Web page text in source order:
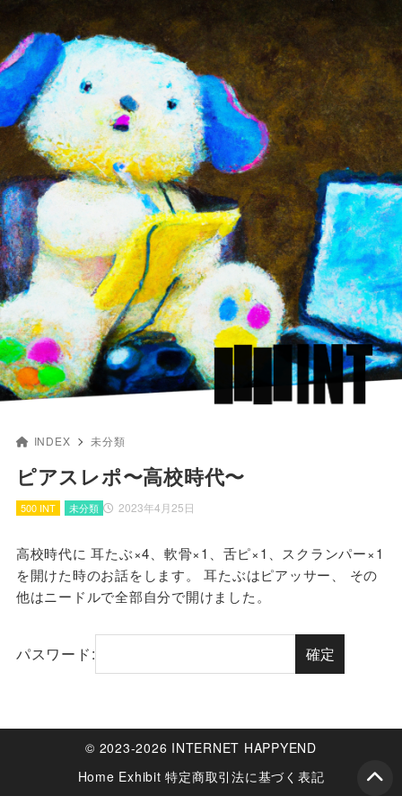
INDEX 未分類
ピアスレポ〜高校時代〜
500 INT 2023年4月25日
未分類
高校時代に 耳たぶ×4、軟骨×1、舌ピ×1、スクランパー×1
を開けた時のお話をします。 耳たぶはピアッサー、 その
他はニードルで全部自分で開けました。
パスワード:
© 2023-2026 INTERNET HAPPYEND
Home Exhibit 特定商取引法に基づく表記